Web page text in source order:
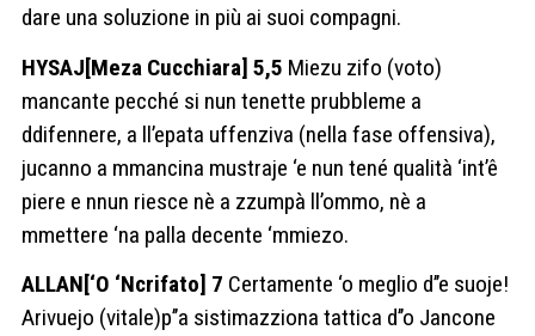
dare una soluzione in più ai suoi compagni.
HYSAJ[Meza Cucchiara] 5,5 Miezu zifo (voto)
mancante pecché si nun tenette prubbleme a
ddifennere, a ll’epata uffenziva (nella fase offensiva),
jucanno a mmancina mustraje ‘e nun tené qualità ‘int’ê
piere e nnun riesce nè a zzumpà ll’ommo, nè a
mmettere ‘na palla decente ‘mmiezo.
ALLAN[‘O ‘Ncrifato] 7 Certamente ‘o meglio d’’e suoje!
Arivuejo (vitale)p’’a sistimazziona tattica d’’o Jancone